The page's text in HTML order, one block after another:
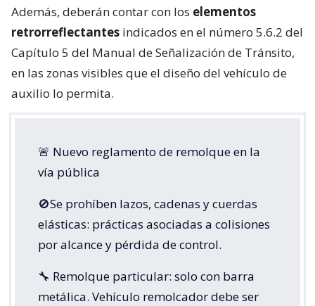
Además, deberán contar con los elementos
retrorreflectantes indicados en el número 5.6.2 del
Capítulo 5 del Manual de Señalización de Tránsito,
en las zonas visibles que el diseño del vehículo de
auxilio lo permita.
🚨 Nuevo reglamento de remolque en la
vía pública
🚫Se prohíben lazos, cadenas y cuerdas
elásticas: prácticas asociadas a colisiones
por alcance y pérdida de control.
🔧 Remolque particular: solo con barra
metálica. Vehículo remolcador debe ser